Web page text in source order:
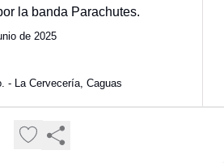
la banda Parachutes.
de 2025
- La Cervecería, Caguas
Embassy Suites